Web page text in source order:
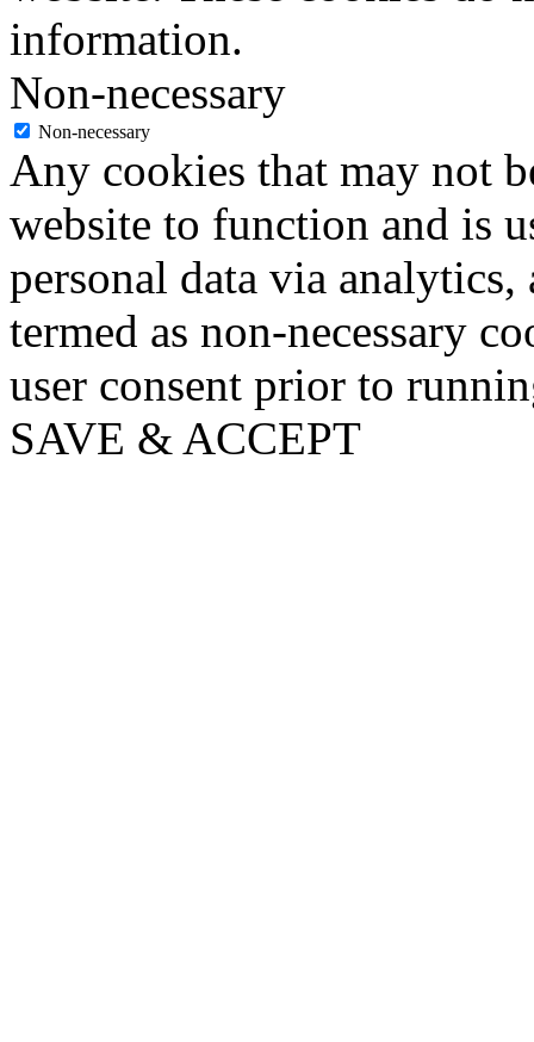
information.
Non-necessary
Non-necessary
Any cookies that may not
website to function and is
personal data via analytics,
termed as non-necessary
user consent prior to
SAVE & ACCEPT